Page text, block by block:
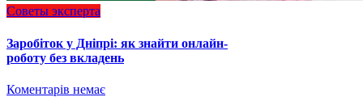
Советы эксперта
Заробіток у Дніпрі: як знайти онлайн-
роботу без вкладень
Коментарів немає